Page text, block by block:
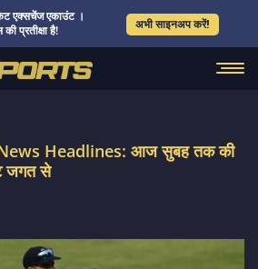
एक्सचेंज एकाउंट ।
प्रतीक्षा है!
अभी साइनअप करें!
Headlines: आज सुबह तक की
जगत से